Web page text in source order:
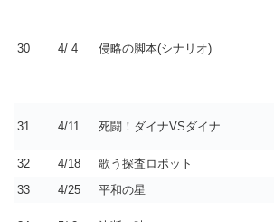
30 4/ 4 侵略の脚本(シナリオ)
31 4/11 死闘！ダイナVSダイナ
32 4/18
歌う探査ロボット
33
4/25 平和の星